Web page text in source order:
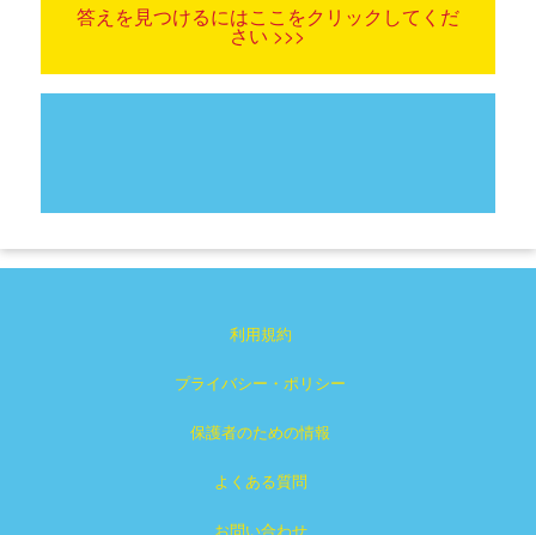
答えを見つけるにはここをクリックしてくだ
さい >>>
利用規約
プライバシー・ポリシー
保護者のための情報
よくある質問
お問い合わせ